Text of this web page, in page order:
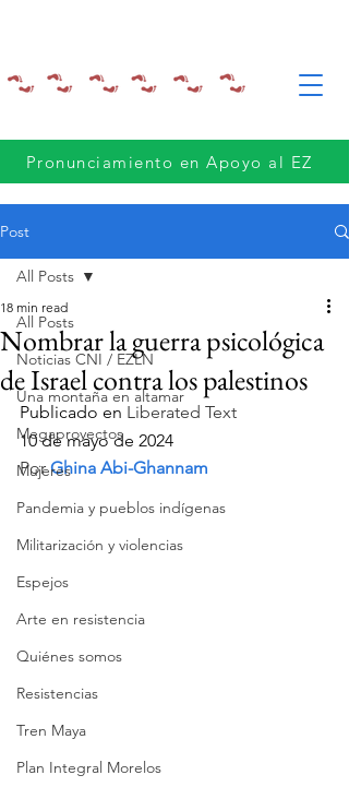
Pronunciamiento en Apoyo al EZ
Post
All Posts
Noticias CNI / EZLN
Una montaña en altamar
Megaproyectos
Mujeres
Pandemia y pueblos indígenas
Militarización y violencias
Espejos
Arte en resistencia
Quiénes somos
Resistencias
Tren Maya
Plan Integral Morelos
All Posts
Nombrar la guerra psicológica
de Israel contra los palestinos
18 min read
Publicado en Liberated Text
10 de mayo de 2024
Por Ghina Abi-Ghannam